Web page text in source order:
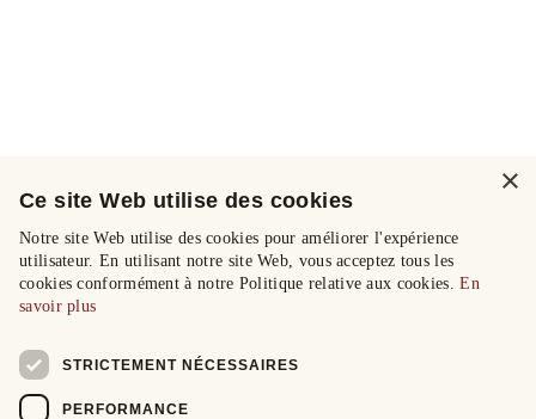
×
Ce site Web utilise des cookies
Notre site Web utilise des cookies pour améliorer l'expérience
utilisateur. En utilisant notre site Web, vous acceptez tous les
cookies conformément à notre Politique relative aux cookies.En
savoir plus
STRICTEMENT NÉCESSAIRES
PERFORMANCE